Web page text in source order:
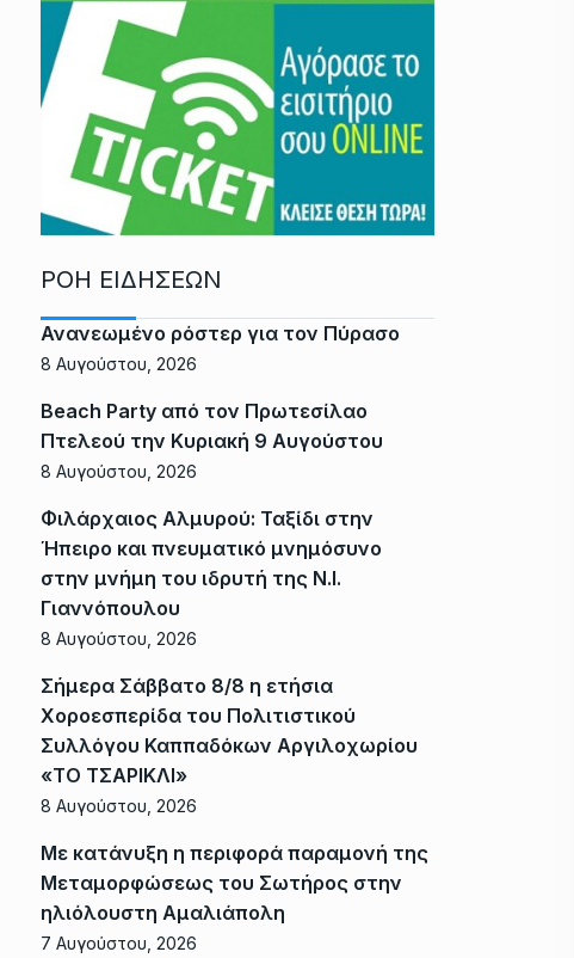
ΡΟΗ ΕΙΔΗΣΕΩΝ
Ανανεωμένο ρόστερ για τον Πύρασο
8 Αυγούστου, 2026
Beach Party από τον Πρωτεσίλαο
Πτελεού την Κυριακή 9 Αυγούστου
8 Αυγούστου, 2026
Φιλάρχαιος Αλμυρού: Ταξίδι στην
Ήπειρο και πνευματικό μνημόσυνο
στην μνήμη του ιδρυτή της Ν.Ι.
Γιαννόπουλου
8 Αυγούστου, 2026
Σήμερα Σάββατο 8/8 η ετήσια
Χοροεσπερίδα του Πολιτιστικού
Συλλόγου Καππαδόκων Αργιλοχωρίου
«ΤΟ ΤΣΑΡΙΚΛΙ»
8 Αυγούστου, 2026
Με κατάνυξη η περιφορά παραμονή της
Μεταμορφώσεως του Σωτήρος στην
ηλιόλουστη Αμαλιάπολη
7 Αυγούστου, 2026